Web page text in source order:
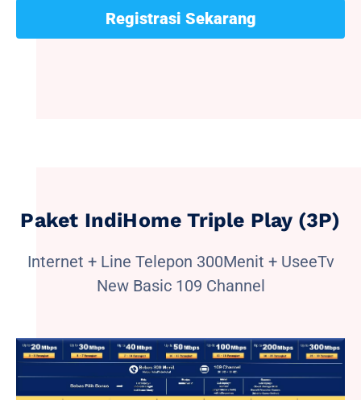
Registrasi Sekarang
Paket IndiHome Triple Play (3P)
Internet + Line Telepon 300Menit + UseeTv
New Basic 109 Channel